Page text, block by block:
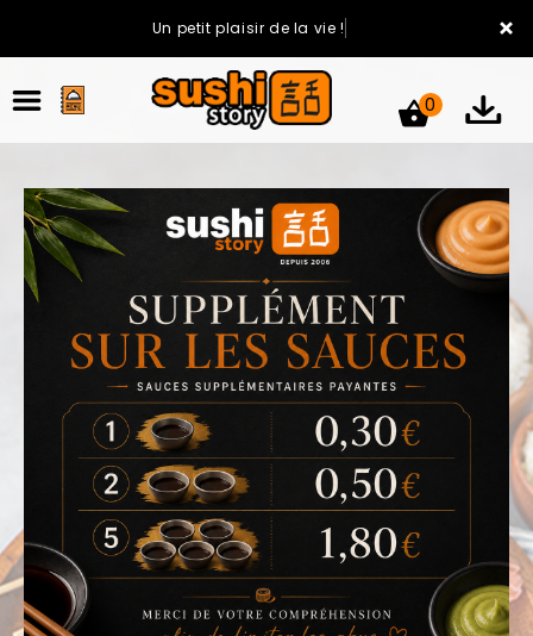
×
Un petit plaisir de la vie !
ACCUEIL
LA CARTE
VOTRE COMPTE
NOTRE RESTAURANT
VOS AVIS
MENTIONS LÉGALES
0